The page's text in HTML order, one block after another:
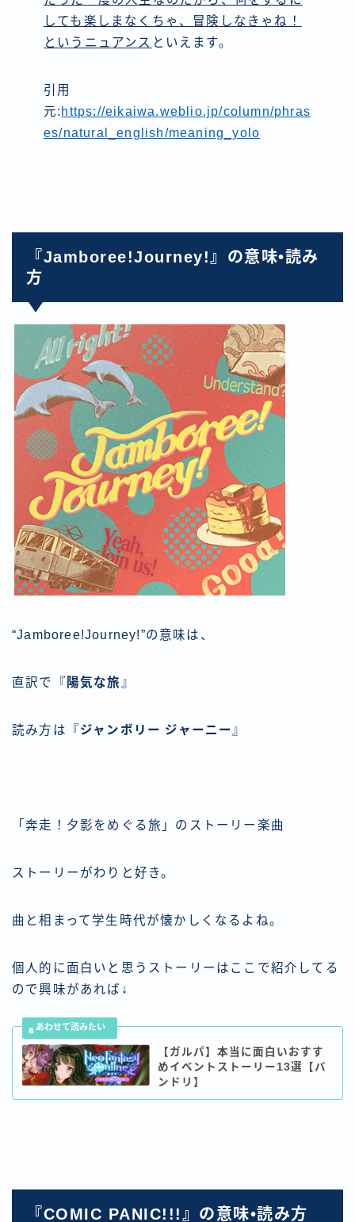
しても楽しまなくちゃ、冒険しなきゃね！
というニュアンス といえます。
引用
元: https://eikaiwa.weblio.jp/column/phras
es/natural_english/meaning_yolo
『Jamboree!Journey!』の意味•読み
方
“Jamboree!Journey!”の意味は、
直訳で『 陽気な旅』
読み方は『ジャンボリー ジャーニー』
「奔走！夕影をめぐる旅」のストーリー楽曲
ストーリーがわりと好き。
曲と相まって学生時代が懐かしくなるよね。
個人的に面白いと思うストーリーはここで紹介してる
ので興味があれば↓
【ガルパ】本当に面白いおすす
めイベントストーリー13選【バ
ンドリ】
『COMIC PANIC!!!』の意味•読み方